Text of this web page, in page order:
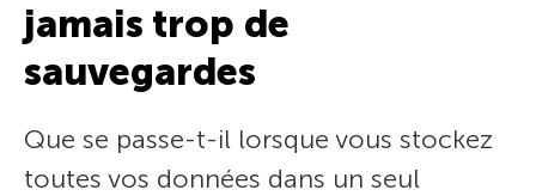
jamais trop de
sauvegardes
Que se passe-t-il lorsque vous stockez
toutes vos données dans un seul